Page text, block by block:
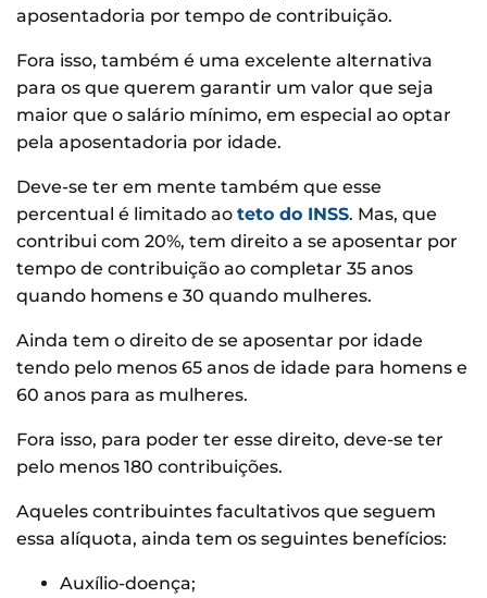
aposentadoria por tempo de contribuição.
Fora isso, também é uma excelente alternativa
para os que querem garantir um valor que seja
maior que o salário mínimo, em especial ao optar
pela aposentadoria por idade.
Deve-se ter em mente também que esse
percentual é limitado ao teto do INSS. Mas, que
contribui com 20%, tem direito a se aposentar por
tempo de contribuição ao completar 35 anos
quando homens e 30 quando mulheres.
Ainda tem o direito de se aposentar por idade
tendo pelo menos 65 anos de idade para homens e
60 anos para as mulheres.
Fora isso, para poder ter esse direito, deve-se ter
pelo menos 180 contribuições.
Aqueles contribuintes facultativos que seguem
essa alíquota, ainda tem os seguintes benefícios:
Auxílio-doença;